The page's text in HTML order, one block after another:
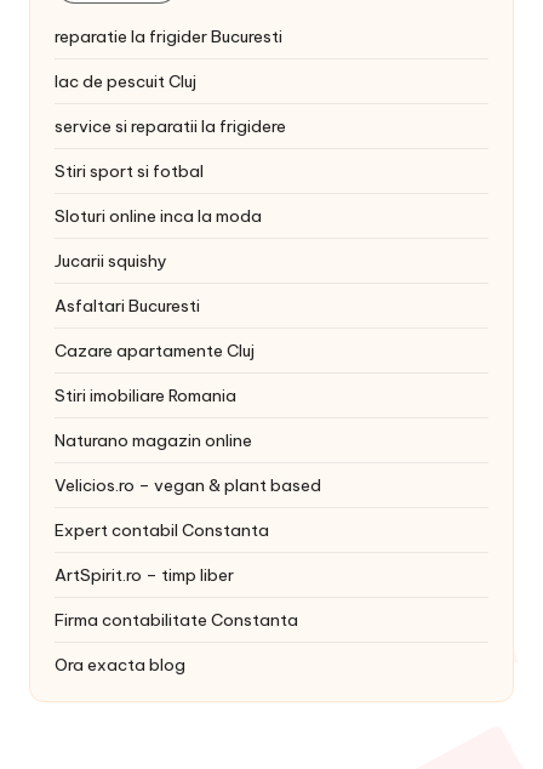
reparatie la frigider Bucuresti
lac de pescuit Cluj
service si reparatii la frigidere
Stiri sport si fotbal
Sloturi online inca la moda
Jucarii squishy
Asfaltari Bucuresti
Cazare apartamente Cluj
Stiri imobiliare Romania
Naturano magazin online
Velicios.ro – vegan & plant based
Expert contabil Constanta
ArtSpirit.ro – timp liber
Firma contabilitate Constanta
Ora exacta blog